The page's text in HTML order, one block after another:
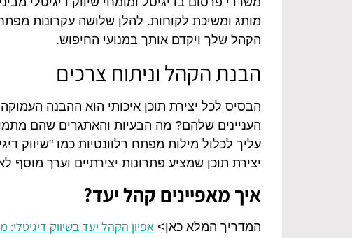
מותג ומשיכת לקוחות. להלן שלושה עקרונות
הקהל שלך ויקדם אותך במנועי החיפוש.
הבנת הקהל וניתוח צרכים
הבסיס לכל יצירת תוכן איכותי הוא ההבנה
העניינים שלהם? מה הבעיות והאתגרים שהם
עליך לכלול מילות מפתח רלוונטיות כמו "שיווק
יצירת תוכן שמציע פתרונות יצירתיים וערך מוסף
איך מאפיינים קהל יעד?
המדריך המלא כאן> אפיון הקהל יעד בשיווק